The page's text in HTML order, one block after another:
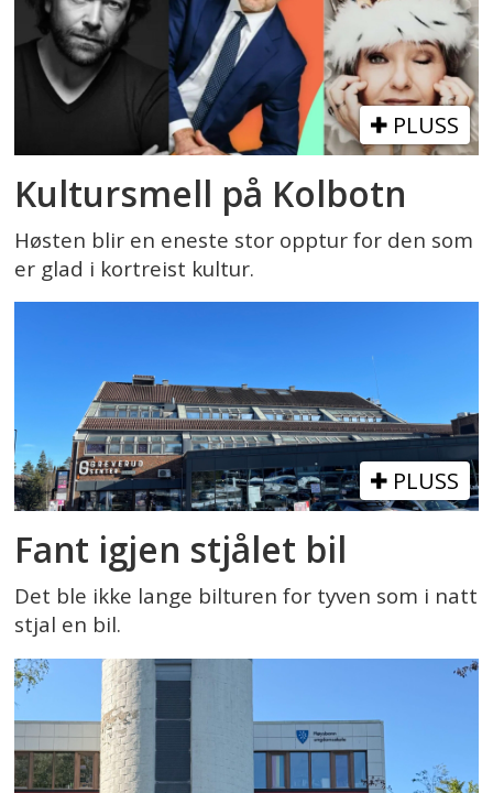
PLUSS
Kultursmell på Kolbotn
Høsten blir en eneste stor opptur for den som
er glad i kortreist kultur.
PLUSS
Fant igjen stjålet bil
Det ble ikke lange bilturen for tyven som i natt
stjal en bil.